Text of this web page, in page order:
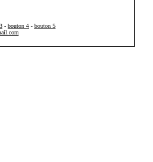
- bouton 4 - bouton 5